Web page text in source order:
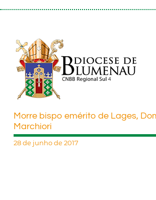
Morre bispo emérito de Lages,
Marchiori
28 de junho de 2017